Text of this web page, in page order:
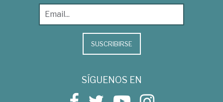
SUSCRIBIRSE
SÍGUENOS EN